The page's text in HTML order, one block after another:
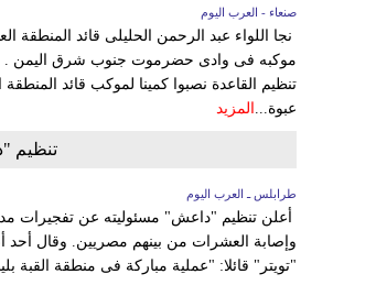
صنعاء - العرب اليوم
نجا اللواء عبد الرحمن الحليلى قائد
موكبه فى وادى حضرموت جنوب شرق اليمن .
تنظيم القاعدة نصبوا كمينا لموكب قائد
عبوة... المزيد
تنظيم
طرابلس ـ العرب اليوم
أعلن تنظيم "داعش" مسئوليته عن تفجيرات
وإصابة العشرات من بينهم مصريين. وقال أحد
"تويتر" قائلا: "عملية مباركة فى منطقة القبة بليبيا خلفت 85 ما بين قتيل وجريح"..